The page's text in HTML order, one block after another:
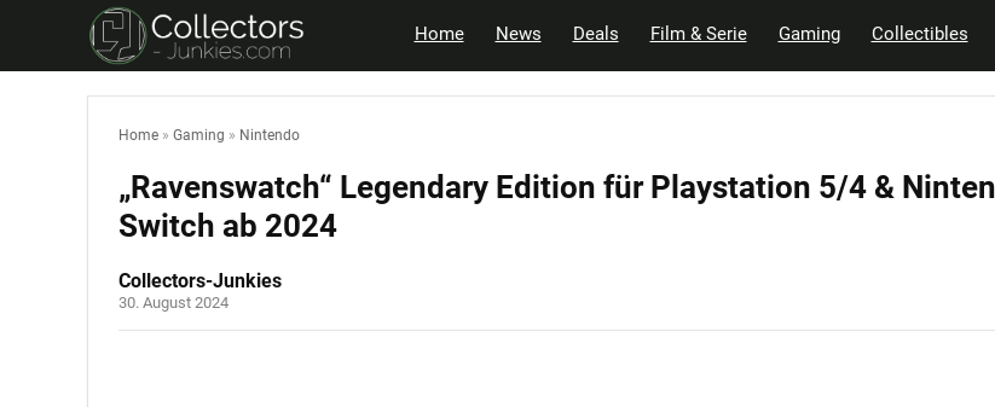
Home News Deals Film & Serie Gaming Collectibles
Home » Gaming » Nintendo
„Ravenswatch“ Legendary Edition für Playstation 5/4 &
Switch ab 2024
Collectors-Junkies
30. August 2024